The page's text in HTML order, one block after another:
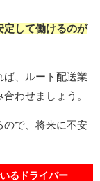
定して働けるのが
ば、ルート配送業
わせましょう。
ので、将来に不安
るドライバー